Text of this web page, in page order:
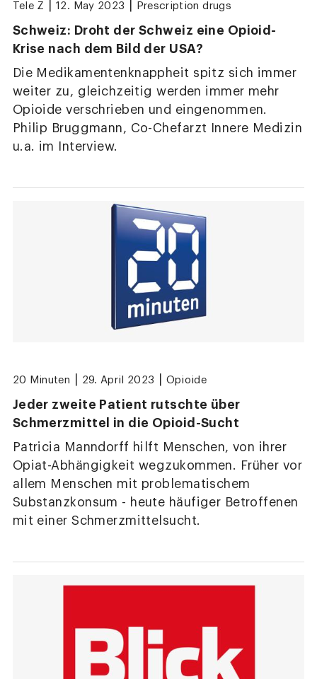
Tele Z 12. May 2023 Prescription drugs
Schweiz: Droht der Schweiz eine Opioid-
Krise nach dem Bild der USA?
Die Medikamentenknappheit spitz sich immer
weiter zu, gleichzeitig werden immer mehr
Opioide verschrieben und eingenommen.
Philip Bruggmann, Co-Chefarzt Innere Medizin
u.a. im Interview.
20 Minuten 29. April 2023 Opioide
Jeder zweite Patient rutschte über
Schmerzmittel in die Opioid-Sucht
Patricia Manndorff hilft Menschen, von ihrer
Opiat-Abhängigkeit wegzukommen. Früher vor
allem Menschen mit problematischem
Substanzkonsum - heute häufiger Betroffenen
mit einer Schmerzmittelsucht.